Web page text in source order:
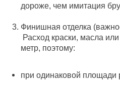
дороже, чем имитация
Финишная отделка
Расход краски, масла
метр, поэтому:
при одинаковой площади